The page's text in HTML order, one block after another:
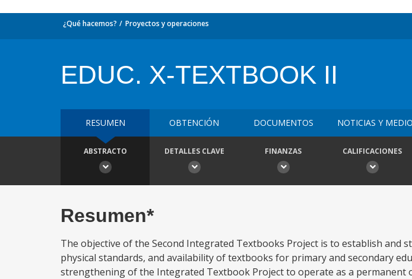
¿Qué hacemos? Proyectos y operaciones
EDUC. X-TEXTBOOK II
RESUMEN OBTENCIÓN DOCUMENTOS NOTICIAS Y
ABSTRACTO DETALLES CLAVE FINANZAS CALIFICACIONES
Resumen*
The objective of the Second Integrated Textbooks Project is to establish
physical standards, and availability of textbooks for primary and secondary
strengthening of the Integrated Textbook Project to operate as a